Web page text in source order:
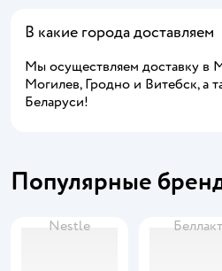
В какие города доставляем
Мы осуществляем доставку в
Могилев, Гродно и Витебск, а
Беларуси!
Популярные
Nestle Беллакт